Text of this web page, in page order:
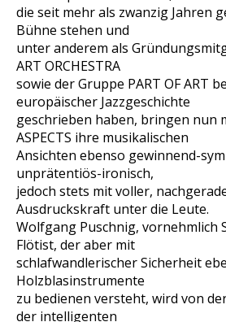
die seit mehr als zwanzig Jahren
Bühne stehen und
unter anderem als
ART ORCHESTRA
sowie der Gruppe PART OF ART
europäischer Jazzgeschichte
geschrieben haben, bringen nun
ASPECTS ihre musikalischen
Ansichten ebenso gewinnend-
unprätentiös-ironisch,
jedoch stets mit voller,
Ausdruckskraft unter die Leute.
Wolfgang Puschnig, vornehmlich
Flötist, der aber mit
schlafwandlerischer Sicherheit
Holzblasinstrumente
zu bedienen versteht, wird von
der intelligenten